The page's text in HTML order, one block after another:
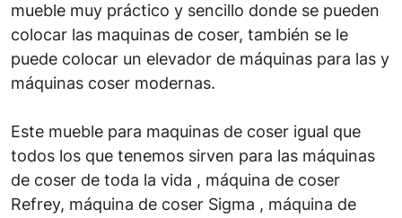
mueble muy práctico y sencillo donde se pueden
colocar las maquinas de coser, también se le
puede colocar un elevador de máquinas para las y
máquinas coser modernas.
Este mueble para maquinas de coser igual que
todos los que tenemos sirven para las máquinas
de coser de toda la vida , máquina de coser
Refrey, máquina de coser Sigma , máquina de